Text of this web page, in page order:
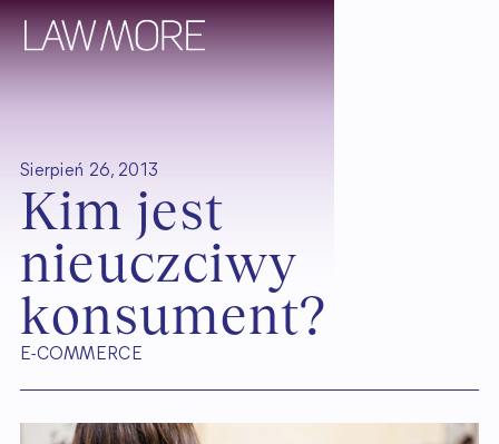
Sierpień 26, 2013
Kim jest
nieuczciwy
konsument?
E-COMMERCE